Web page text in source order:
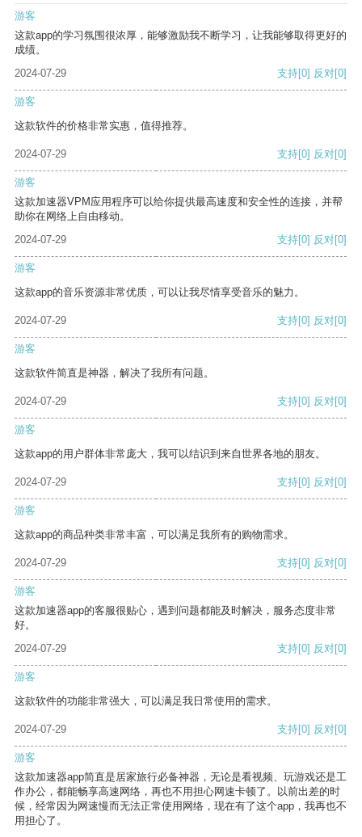
游客
这款app的学习氛围很浓厚，能够激励我不断学习，让我能够取得更好的
成绩。
2024-07-29
支持[0] 反对[0]
游客
这款软件的价格非常实惠，值得推荐。
2024-07-29 支持[0] 反对[0]
游客
这款加速器VPM应用程序可以给你提供最高速度和安全性的连接，并帮
助你在网络上自由移动。
2024-07-29
支持[0] 反对[0]
游客
这款app的音乐资源非常优质，可以让我尽情享受音乐的魅力。
2024-07-29 支持[0] 反对[0]
游客
这款软件简直是神器，解决了我所有问题。
2024-07-29 支持[0] 反对[0]
游客
这款app的用户群体非常庞大，我可以结识到来自世界各地的朋友。
2024-07-29 支持[0] 反对[0]
游客
这款app的商品种类非常丰富，可以满足我所有的购物需求。
2024-07-29 支持[0] 反对[0]
游客
这款加速器app的客服很贴心，遇到问题都能及时解决，服务态度非常
好。
2024-07-29
支持[0] 反对[0]
游客
这款软件的功能非常强大，可以满足我日常使用的需求。
2024-07-29 支持[0] 反对[0]
游客
这款加速器app简直是居家旅行必备神器，无论是看视频、玩游戏还是工
作办公，都能畅享高速网络，再也不用担心网速卡顿了。以前出差的时
候，经常因为网速慢而无法正常使用网络，现在有了这个app，我再也不
用担心了。